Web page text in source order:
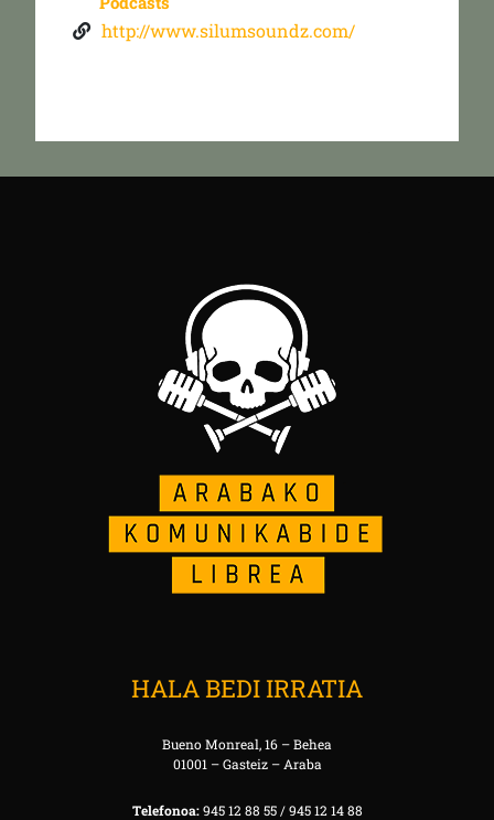
http://www.silumsoundz.com/
HALA BEDI IRRATIA
Bueno Monreal, 16 – Behea
01001 – Gasteiz – Araba
Telefonoa:945 12 88 55 / 945 12 14 88